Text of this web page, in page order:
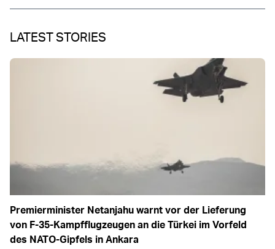
LATEST STORIES
Premierminister Netanjahu warnt vor der Lieferung
von F-35-Kampfflugzeugen an die Türkei im Vorfeld
des NATO-Gipfels in Ankara